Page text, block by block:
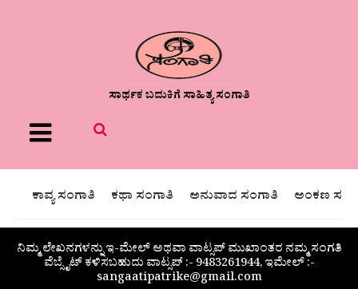
ಸಾರ್ಥಕ ಬದುಕಿಗೆ ಸಾಹಿತ್ಯ ಸಂಗಾತಿ
Menu
ಕಾವ್ಯ ಸಂಗಾತಿ ಕಥಾ ಸಂಗಾತಿ ಅನುವಾದ ಸಂಗಾತಿ ಅಂಕಣ
ನಿಮ್ಮ ಲೇಖನಗಳನ್ನು ಇ-ಮೇಲ್ ಅಥವಾ ವಾಟ್ಸಪ್ ಮುಖಾಂತರ ನಮ್ಮ ಸಂಗತಿ
ವೆಬ್ಸೈಟ್ ಕಳಿಸಬಹುದು ವಾಟ್ಸಪ್‌ :- 9483261944, ಇಮೇಲ್ :-
sangaatipatrike@gmail.com